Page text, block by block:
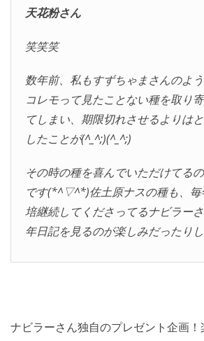
天花粉さん
笑笑笑
数年前、私もすずちゃまさんのよ
コレモって見たことない種を取り
てしまい、期限切れさせるよりは
したことが(^_^;)(^_^;)
その時の種を喜んでいただけてる
です(*^▽^*)佐土原ナスの種も、毎
培継続してくださってるナビラー
年日記を見るのが楽しみだったり
ナビラーさん独自のプレゼント企画！